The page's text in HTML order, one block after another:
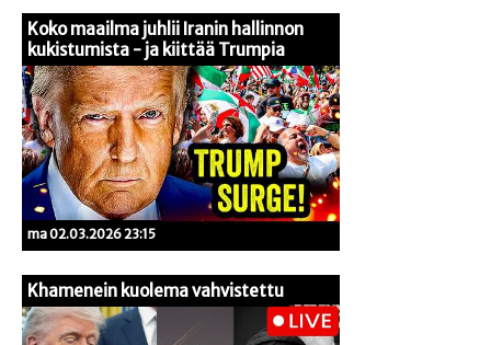
Koko maailma juhlii Iranin hallinnon
kukistumista - ja kiittää Trumpia
ma 02.03.2026 23:15
Khamenein kuolema vahvistettu